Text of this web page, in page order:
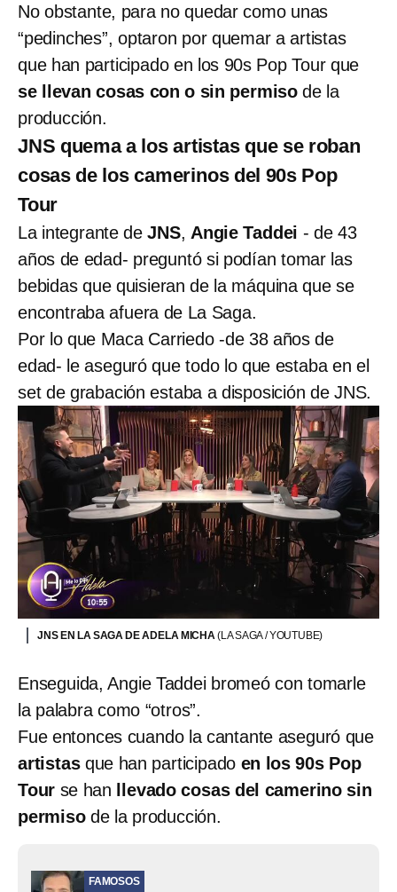
No obstante, para no quedar como unas
“pedinches”, optaron por quemar a artistas
que han participado en los 90s Pop Tour que
se llevan cosas con o sin permiso de la
producción.
JNS quema a los artistas que se roban
cosas de los camerinos del 90s Pop
Tour
La integrante deJNS, Angie Taddei - de 43
años de edad- preguntó si podían tomar las
bebidas que quisieran de la máquina que se
encontraba afuera de La Saga.
Por lo que Maca Carriedo -de 38 años de
edad- le aseguró que todo lo que estaba en el
set de grabación estaba a disposición de JNS.
JNS EN LA SAGA DE ADELA MICHA(LA SAGA / YOUTUBE)
Enseguida, Angie Taddei bromeó con tomarle
la palabra como “otros”.
Fue entonces cuando la cantante aseguró que
artistasque han participado en los 90s Pop
Tour se han
llevado cosas del camerino sin
permisode la producción.
FAMOSOS